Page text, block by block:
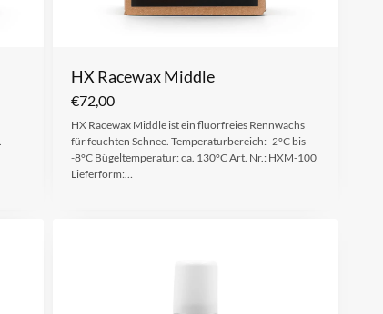
HX Racewax Middle
€72,00
HX Racewax Middle ist ein fluorfreies Rennwachs
für feuchten Schnee. Temperaturbereich: -2°C bis
-8°C Bügeltemperatur: ca. 130°C Art. Nr.: HXM-100
Lieferform:…